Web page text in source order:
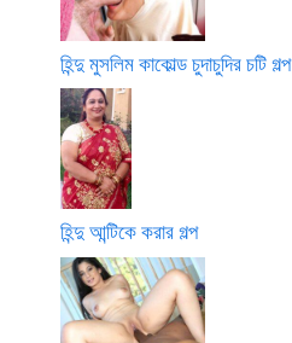
হিন্দু মুসলিম কাকোল্ড চুদাচুদির চটি গল্প
হিন্দু আন্টিকে করার গল্প